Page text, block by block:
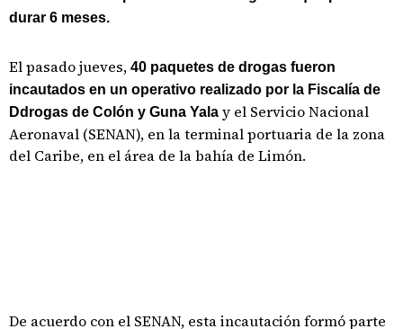
durar 6 meses.
El pasado jueves, 40 paquetes de drogas fueron
incautados en un operativo realizado por la Fiscalía de
Ddrogas de Colón y Guna Yala y el Servicio Nacional
Aeronaval (SENAN), en la terminal portuaria de la zona
del Caribe, en el área de la bahía de Limón.
De acuerdo con el SENAN, esta incautación formó parte